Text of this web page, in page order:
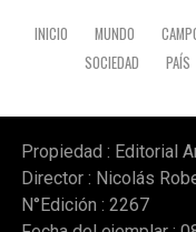
INICIO MUNDO
SOCIEDAD
PAÍS
Propiedad : Editorial
Director : Nicolás
N°Edición : 2267